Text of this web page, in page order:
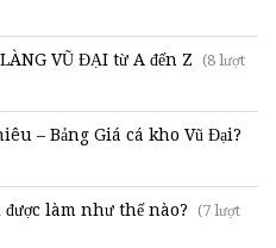
VŨ ĐẠI từ A đến Z
(8 lượt
– Bảng Giá cá kho Vũ Đại?
làm như thế nào? (7 lượt